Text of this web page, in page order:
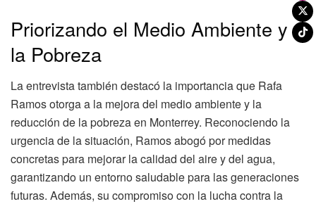
Priorizando el Medio Ambiente y
la Pobreza
La entrevista también destacó la importancia que Rafa
Ramos otorga a la mejora del medio ambiente y la
reducción de la pobreza en Monterrey. Reconociendo la
urgencia de la situación, Ramos abogó por medidas
concretas para mejorar la calidad del aire y del agua,
garantizando un entorno saludable para las generaciones
futuras. Además, su compromiso con la lucha contra la